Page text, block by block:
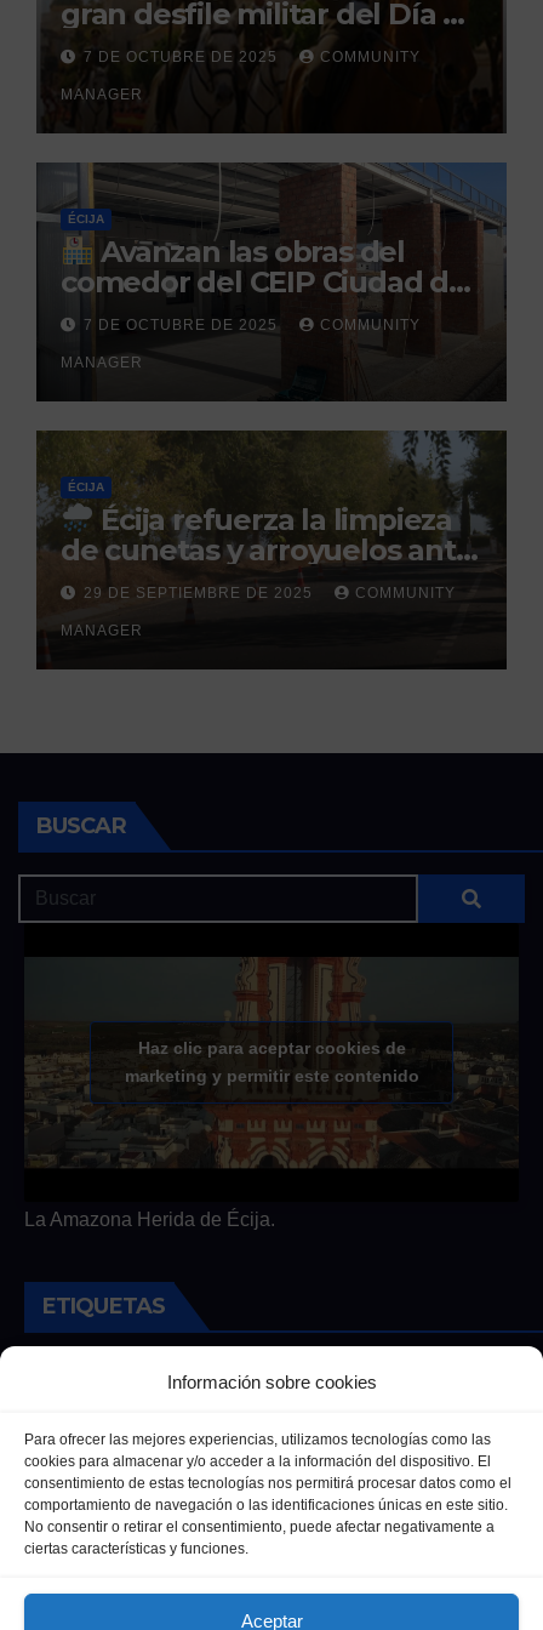
Información sobre cookies
Para ofrecer las mejores experiencias, utilizamos tecnologías como las
cookies para almacenar y/o acceder a la información del dispositivo. El
consentimiento de estas tecnologías nos permitirá procesar datos como el
comportamiento de navegación o las identificaciones únicas en este sitio.
No consentir o retirar el consentimiento, puede afectar negativamente a
ciertas características y funciones.
Aceptar
gran desfile militar del Día de
la Hispanidad organizado por
el Centro Militar de Cría
Caballar
7 DE OCTUBRE DE 2025 COMMUNITY
MANAGER
ÉCIJA
Avanzan las obras del
comedor del CEIP Ciudad del
Sol: su finalización está
prevista para finales de 2025
7 DE OCTUBRE DE 2025 COMMUNITY
MANAGER
ÉCIJA
Écija refuerza la limpieza
de cunetas y arroyuelos ante
la llegada de las lluvias
otoñales
29 DE SEPTIEMBRE DE 2025 COMMUNITY
MANAGER
BUSCAR
Haz clic para aceptar cookies de
marketing y permitir este contenido
La Amazona Herida de Écija.
ETIQUETAS
Andalucía Cultura Deportes